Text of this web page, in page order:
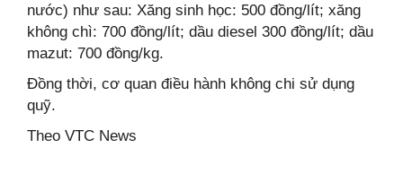
nước) như sau: Xăng sinh học: 500 đồng/lít; xăng
không chì: 700 đồng/lít; dầu diesel 300 đồng/lít; dầu
mazut: 700 đồng/kg.
Đồng thời, cơ quan điều hành không chi sử dụng
quỹ.
Theo VTC News